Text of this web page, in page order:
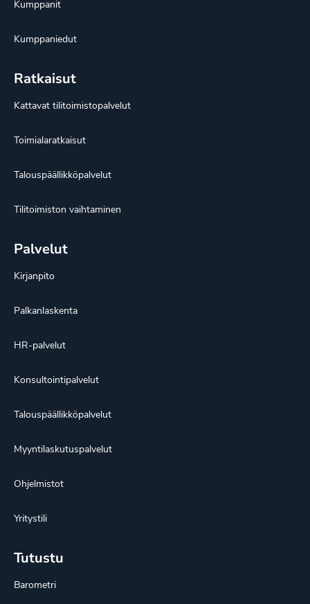
Kumppanit
Kumppaniedut
Ratkaisut
Kattavat tilitoimistopalvelut
Toimialaratkaisut
Talouspäällikköpalvelut
Tilitoimiston vaihtaminen
Palvelut
Kirjanpito
Palkanlaskenta
HR-palvelut
Konsultointipalvelut
Talouspäällikköpalvelut
Myyntilaskutuspalvelut
Ohjelmistot
Yritystili
Tutustu
Barometri